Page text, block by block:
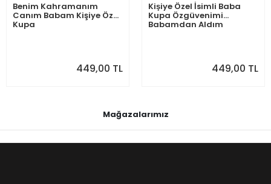
Benim Kahramanım
Canım Babam Kişiye Özel
Kupa
449,00 TL
Kişiye Özel İsimli Baba
Kupa Özgüvenimi
Babamdan Aldım
449,00 TL
Mağazalarımız